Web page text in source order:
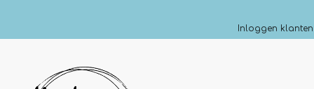
Inloggen klanten